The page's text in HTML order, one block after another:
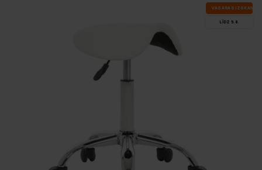
VA­SA­RAS IZ­SKA­ŅA
LĪDZ 9.8.